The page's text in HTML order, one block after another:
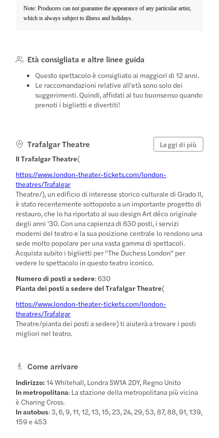
Note: Producers can not guarantee the appearance of any particular artist,
which is always subject to illness and holidays.
Età consigliata e altre linee guida
Questo spettacolo è consigliato ai maggiori di 12 anni.
Le raccomandazioni relative all'età sono solo dei
suggerimenti. Quindi, affidati al tuo buonsenso quando
prenoti i biglietti e divertiti!
Trafalgar Theatre
Leggi di più
Il Trafalgar Theatre(
https://www.london-theater-tickets.com/london-
theatres/Trafalgar
Theatre/), un edificio di interesse storico culturale di Grado II,
è stato recentemente sottoposto a un importante progetto di
restauro, che lo ha riportato al suo design Art déco originale
degli anni '30. Con una capienza di 630 posti, i servizi
moderni del teatro e la sua posizione centrale lo rendono una
sede molto popolare per una vasta gamma di spettacoli.
Acquista subito i biglietti per "The Duchess London" per
vedere lo spettacolo in questo teatro iconico.
Numero di posti a sedere: 630
Pianta dei posti a sedere del Trafalgar Theatre(
https://www.london-theater-tickets.com/london-
theatres/Trafalgar
Theatre/pianta dei posti a sedere) ti aiuterà a trovare i posti
migliori nel teatro.
Come arrivare
Indirizzo: 14 Whitehall, Londra SW1A 2DY, Regno Unito
In metropolitana: La stazione della metropolitana più vicina
è Charing Cross.
In autobus: 3, 6, 9, 11, 12, 13, 15, 23, 24, 29, 53, 87, 88, 91, 139,
159 e 453